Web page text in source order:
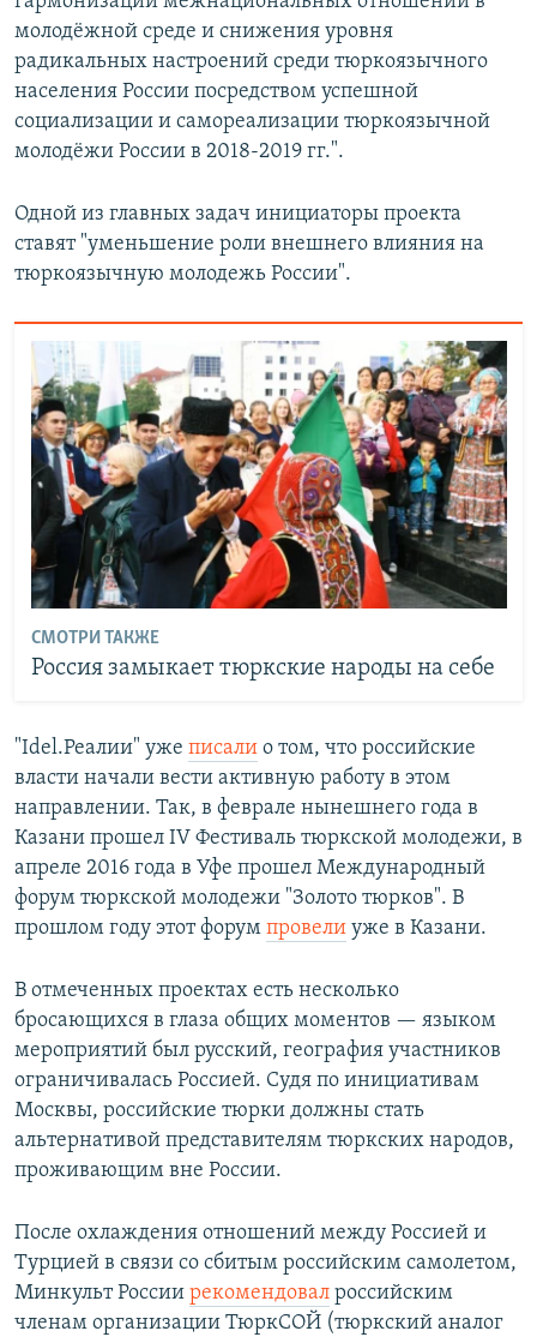
молодёжной среде и снижения уровня
радикальных настроений среди тюркоязычного
населения России посредством успешной
социализации и самореализации тюркоязычной
молодёжи России в 2018-2019 гг.".
Одной из главных задач инициаторы проекта
ставят "уменьшение роли внешнего влияния на
тюркоязычную молодежь России".
СМОТРИ ТАКЖЕ
Россия замыкает тюркские народы на себе
"Idel.Реалии" уже писали о том, что российские
власти начали вести активную работу в этом
направлении. Так, в феврале нынешнего года в
Казани прошел IV Фестиваль тюркской молодежи, в
апреле 2016 года в Уфе прошел Международный
форум тюркской молодежи "Золото тюрков". В
прошлом году этот форум провели уже в Казани.
В отмеченных проектах есть несколько
бросающихся в глаза общих моментов — языком
мероприятий был русский, география участников
ограничивалась Россией. Судя по инициативам
Москвы, российские тюрки должны стать
альтернативой представителям тюркских народов,
проживающим вне России.
После охлаждения отношений между Россией и
Турцией в связи со сбитым российским самолетом,
Минкульт России рекомендовал российским
членам организации ТюркСОЙ (тюркский аналог